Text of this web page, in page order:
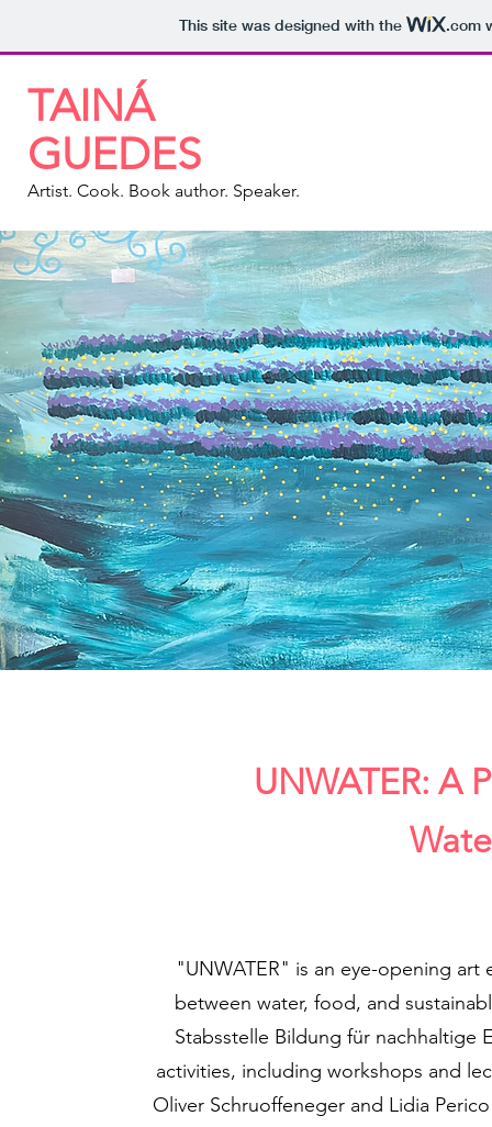
This site was designed with the .com
TAINÁ
GUEDES
Artist. Cook. Book author. Speaker.
UNWATER: A
"UNWATER" is an eye-opening
between water, food, and
Stabsstelle Bildung für nachhaltige
activities, including workshops and
Oliver Schruoffeneger and Lidia